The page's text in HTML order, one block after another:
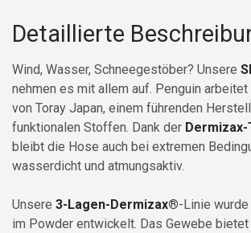
Detaillierte
Wind, Wasser, Schneegestöber? Unsere
nehmen es mit allem auf. Penguin
von Toray Japan, einem führenden
funktionalen Stoffen. Dank der
bleibt die Hose auch bei extremen
wasserdicht und atmungsaktiv.
Unsere 3-Lagen-Dermizax®-Linie
im Powder entwickelt. Das Gewebe